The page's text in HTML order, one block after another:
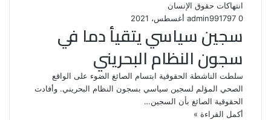
انتهاكات حقوق الإنسان
admin9917 أغسطس، 2021 0
سجين سياسي يتقيأ دما في
سجون النظام البحريني
سلطت الناشطة الحقوقية ابتسام الصائغ الضوء على الواقع
الصحي المؤلم لسجين سياسي بسجون النظام البحريني. وأفادت
الحقوقية الصائغ بأن السجين…
أكمل القراءة »